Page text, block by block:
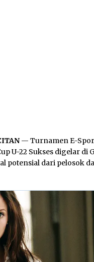
— Turnamen E-
U-22 Sukses digelar di
potensial dari pelosok